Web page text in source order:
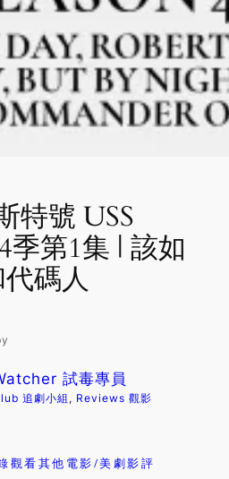
特號 USS
季第1集 | 該如
碼人
試毒專員
追劇小組 , Reviews 觀影
觀看其他電影/美劇影評